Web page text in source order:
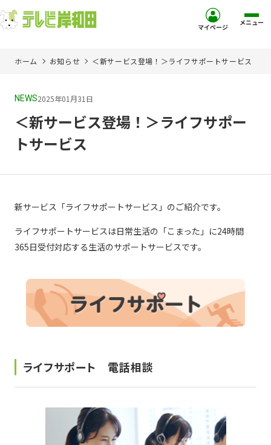
サービス
お客様サポート
コミュニティチャンネル
お知らせ
ご加入を検討中の方
お問い合わせ
お問い合わせ
ご加入お申し込み・資
料請求
マイページ メニュー
ホーム お知らせ ＜新サービス登場！＞ライフサポートサービス
NEWS2025年01月31日
＜新サービス登場！＞ライフサポー
トサービス
新サービス「ライフサポートサービス」のご紹介です。
ライフサポートサービスは日常生活の「こまった」に24時間
365日受付対応する生活のサポートサービスです。
ライフサポート 電話相談